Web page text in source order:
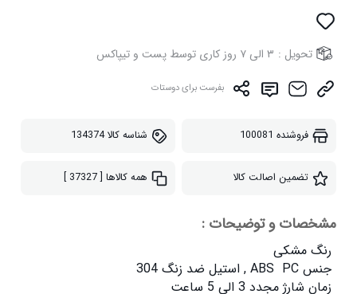
تحویل : ۳ الی ۷ روز کاری توسط پست و تیپاکس
بفرست برای دوستات
فروشنده 100081 شناسه کالا134374
تضمین اصالت کالا همه کالاها [ 37327 ]
مشخصات و توضیحات :